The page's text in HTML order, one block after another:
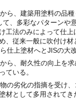
、建築用塗料の品種
、多彩なパターンや
法のみによって仕上
、従来一般に吹付け
上塗材へとJISの大
、耐久性の向上を
ている。
の劣化の指摘を受け
材として多用されて